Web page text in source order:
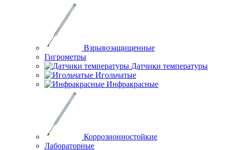
Взрывозащищенные
Гигрометры
Датчики температуры
Игольчатые
Инфракрасные
Коррозионностойкие
Лабораторные